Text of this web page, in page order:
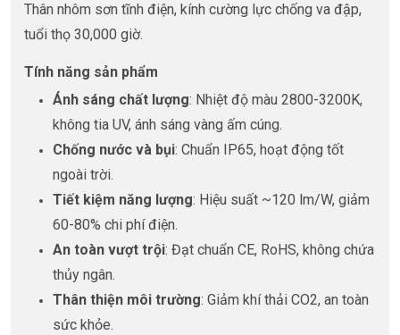
Thân nhôm sơn tĩnh điện, kính cường lực chống va đập,
tuổi thọ 30,000 giờ.
Tính năng sản phẩm
Ánh sáng chất lượng: Nhiệt độ màu 2800-3200K,
không tia UV, ánh sáng vàng ấm cúng.
Chống nước và bụi: Chuẩn IP65, hoạt động tốt
ngoài trời.
Tiết kiệm năng lượng: Hiệu suất ~120 lm/W, giảm
60-80% chi phí điện.
An toàn vượt trội: Đạt chuẩn CE, RoHS, không chứa
thủy ngân.
Thân thiện môi trường: Giảm khí thải CO2, an toàn
sức khỏe.